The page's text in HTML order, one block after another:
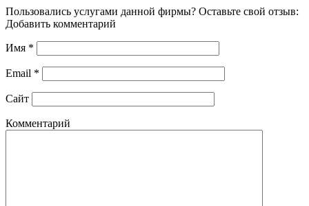
Пользовались услугами данной фирмы? Оставьте свой отзыв:
Добавить комментарий
Имя *
Email *
Сайт
Комментарий